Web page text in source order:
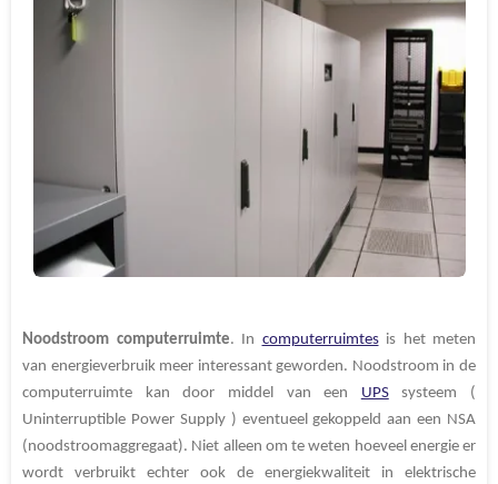
Noodstroom computerruimte. In computerruimtesis het meten
van energieverbruik meer interessant geworden. Noodstroom in de
computerruimte kan door middel van een UPS
systeem (
Uninterruptible Power Supply ) eventueel gekoppeld aan een NSA
(noodstroomaggregaat). Niet alleen om te weten hoeveel energie er
wordt verbruikt echter ook de energiekwaliteit in elektrische